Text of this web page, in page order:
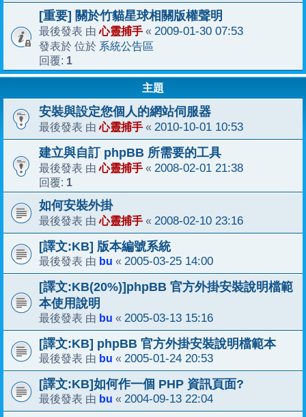
[重要] 關於竹貓星球相關版權聲明
最後發表 由心靈捕手 « 2009-01-30 07:53
發表於 位於 系統公告區
回覆: 1
主題
安裝與設定您個人的網站伺服器
最後發表 由心靈捕手 « 2010-10-01 10:53
建立與自訂 phpBB 所需要的工具
最後發表 由心靈捕手 « 2008-02-01 21:38
回覆: 1
如何安裝外掛
最後發表 由心靈捕手 « 2008-02-10 23:16
[譯文:KB] 版本編號系統
最後發表 由 bu « 2005-03-25 14:00
[譯文:KB(20%)]phpBB 官方外掛安裝說明檔範
本使用說明
最後發表 由 bu « 2005-03-13 15:16
[譯文:KB] phpBB 官方外掛安裝說明檔範本
最後發表 由 bu « 2005-01-24 20:53
[譯文:KB]如何作一個 PHP 資訊頁面?
最後發表 由 bu « 2004-09-13 22:04